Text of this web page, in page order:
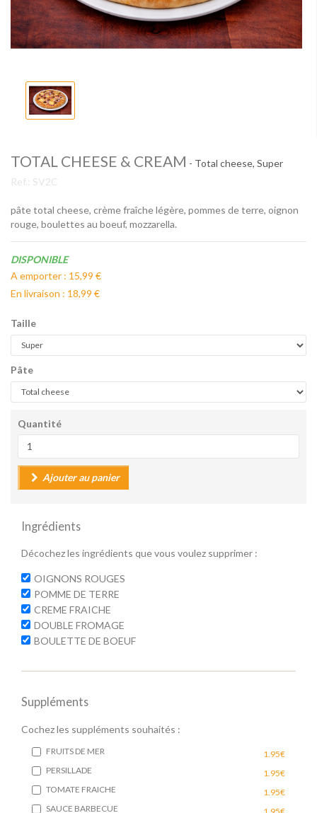
TOTAL CHEESE & CREAM - Total cheese, Super
Ref.: SV2C
pâte total cheese, crème fraîche légère, pommes de terre, oignon
rouge, boulettes au boeuf, mozzarella.
Disponibilité:
DISPONIBLE
A emporter : 15,99 €
En livraison : 18,99 €
Taille
Pâte
Quantité
Ajouter au panier
Ingrédients
Décochez les ingrédients que vous voulez supprimer :
OIGNONS ROUGES
POMME DE TERRE
CREME FRAICHE
DOUBLE FROMAGE
BOULETTE DE BOEUF
Suppléments
Cochez les suppléments souhaités :
FRUITS DE MER
1.95€
PERSILLADE
1.95€
TOMATE FRAICHE
1.95€
SAUCE BARBECUE